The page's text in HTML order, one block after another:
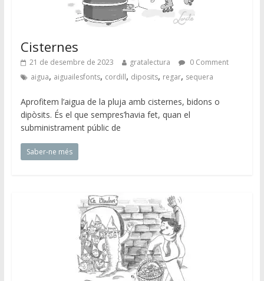
Cisternes
21 de desembre de 2023 gratalectura
0 Comment
aigua, aiguailesfonts, cordill, diposits, regar, sequera
Aprofitem l’aigua de la pluja amb cisternes, bidons o
dipòsits. És el que sempres’havia fet, quan el
subministrament públic de
Saber-ne més